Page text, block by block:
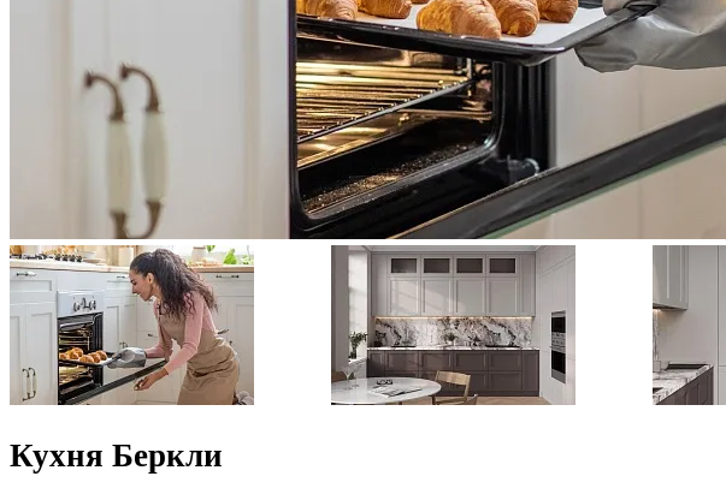
Кухня Беркли